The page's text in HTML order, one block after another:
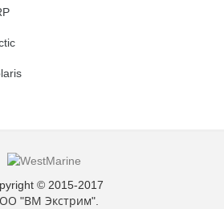
© 2015-2017
"ВМ Экстрим".